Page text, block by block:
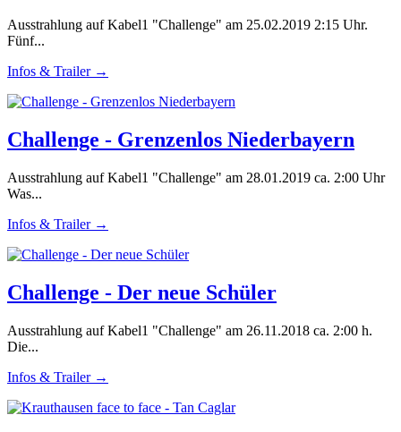
Ausstrahlung auf Kabel1 "Challenge" am 25.02.2019 2:15 Uhr.
Fünf...
Infos & Trailer →
Challenge - Grenzenlos Niederbayern
Ausstrahlung auf Kabel1 "Challenge" am 28.01.2019 ca. 2:00 Uhr
Was...
Infos & Trailer →
Challenge - Der neue Schüler
Ausstrahlung auf Kabel1 "Challenge" am 26.11.2018 ca. 2:00 h.
Die...
Infos & Trailer →